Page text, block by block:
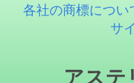
各社の商標につい
サ
アステ